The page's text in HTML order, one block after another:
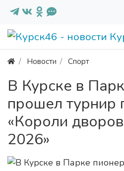
Новости Спорт
В Курске в
прошел турнир
«Короли
2026»